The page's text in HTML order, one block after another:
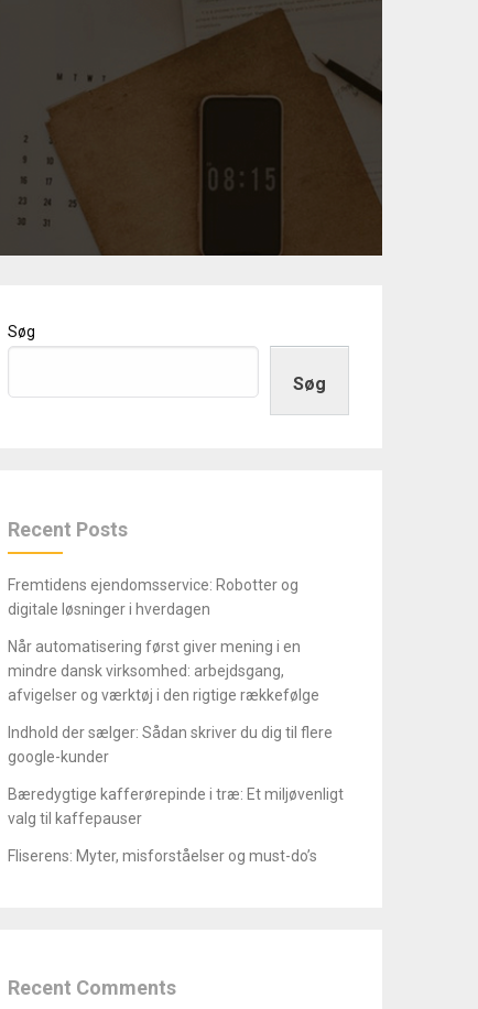
Søg
Søg
Recent Posts
Fremtidens ejendomsservice: Robotter og
digitale løsninger i hverdagen
Når automatisering først giver mening i en
mindre dansk virksomhed: arbejdsgang,
afvigelser og værktøj i den rigtige rækkefølge
Indhold der sælger: Sådan skriver du dig til flere
google-kunder
Bæredygtige kafferørepinde i træ: Et miljøvenligt
valg til kaffepauser
Fliserens: Myter, misforståelser og must-do’s
Recent Comments